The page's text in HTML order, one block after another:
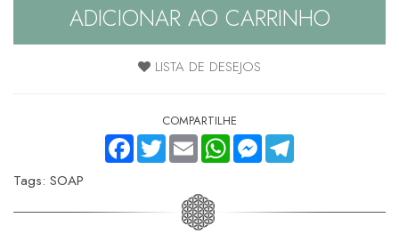
ADICIONAR AO CARRINHO
LISTA DE DESEJOS
COMPARTILHE
FACEBOOKTWITTEREMAIL WHATSAPPMESSENGER
TELEGRAM
Tags: SOAP